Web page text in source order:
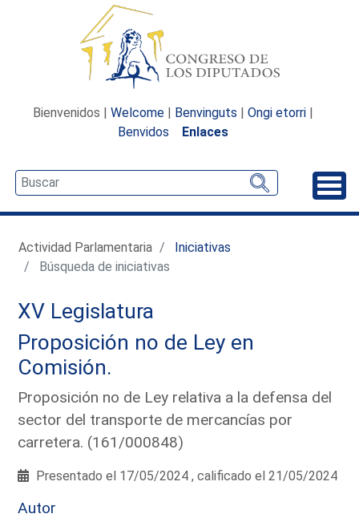
Bienvenidos | Welcome | Benvinguts | Ongi etorri |
Benvidos
Enlaces
Actividad Parlamentaria
Iniciativas
Búsqueda de iniciativas
XV Legislatura
Proposición no de Ley en
Comisión.
Proposición no de Ley relativa a la defensa del
sector del transporte de mercancías por
carretera. (161/000848)
Presentado el 17/05/2024 , calificado el 21/05/2024
Autor